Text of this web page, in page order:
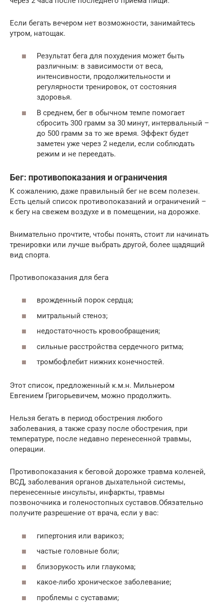
Если бегать вечером нет возможности, занимайтесь
утром, натощак.
Результат бега для похудения может быть
различным: в зависимости от веса,
интенсивности, продолжительности и
регулярности тренировок, от состояния
здоровья.
В среднем, бег в обычном темпе помогает
сбросить 300 грамм за 30 минут, интервальный –
до 500 грамм за то же время. Эффект будет
заметен уже через 2 недели, если соблюдать
режим и не переедать.
Бег: противопоказания и ограничения
К сожалению, даже правильный бег не всем полезен.
Есть целый список противопоказаний и ограничений –
к бегу на свежем воздухе и в помещении, на дорожке.
Внимательно прочтите, чтобы понять, стоит ли начинать
тренировки или лучше выбрать другой, более щадящий
вид спорта.
Противопоказания для бега
врожденный порок сердца;
митральный стеноз;
недостаточность кровообращения;
сильные расстройства сердечного ритма;
тромбофлебит нижних конечностей.
Этот список, предложенный к.м.н. Мильнером
Евгением Григорьевичем, можно продолжить.
Нельзя бегать в период обострения любого
заболевания, а также сразу после обострения, при
температуре, после недавно перенесенной травмы,
операции.
Противопоказания к беговой дорожке травма коленей,
ВСД, заболевания органов дыхательной системы,
перенесенные инсульты, инфаркты, травмы
позвоночника и голеностопных суставов.Обязательно
получите разрешение от врача, если у вас:
гипертония или варикоз;
частые головные боли;
близорукость или глаукома;
какое-либо хроническое заболевание;
проблемы с суставами;